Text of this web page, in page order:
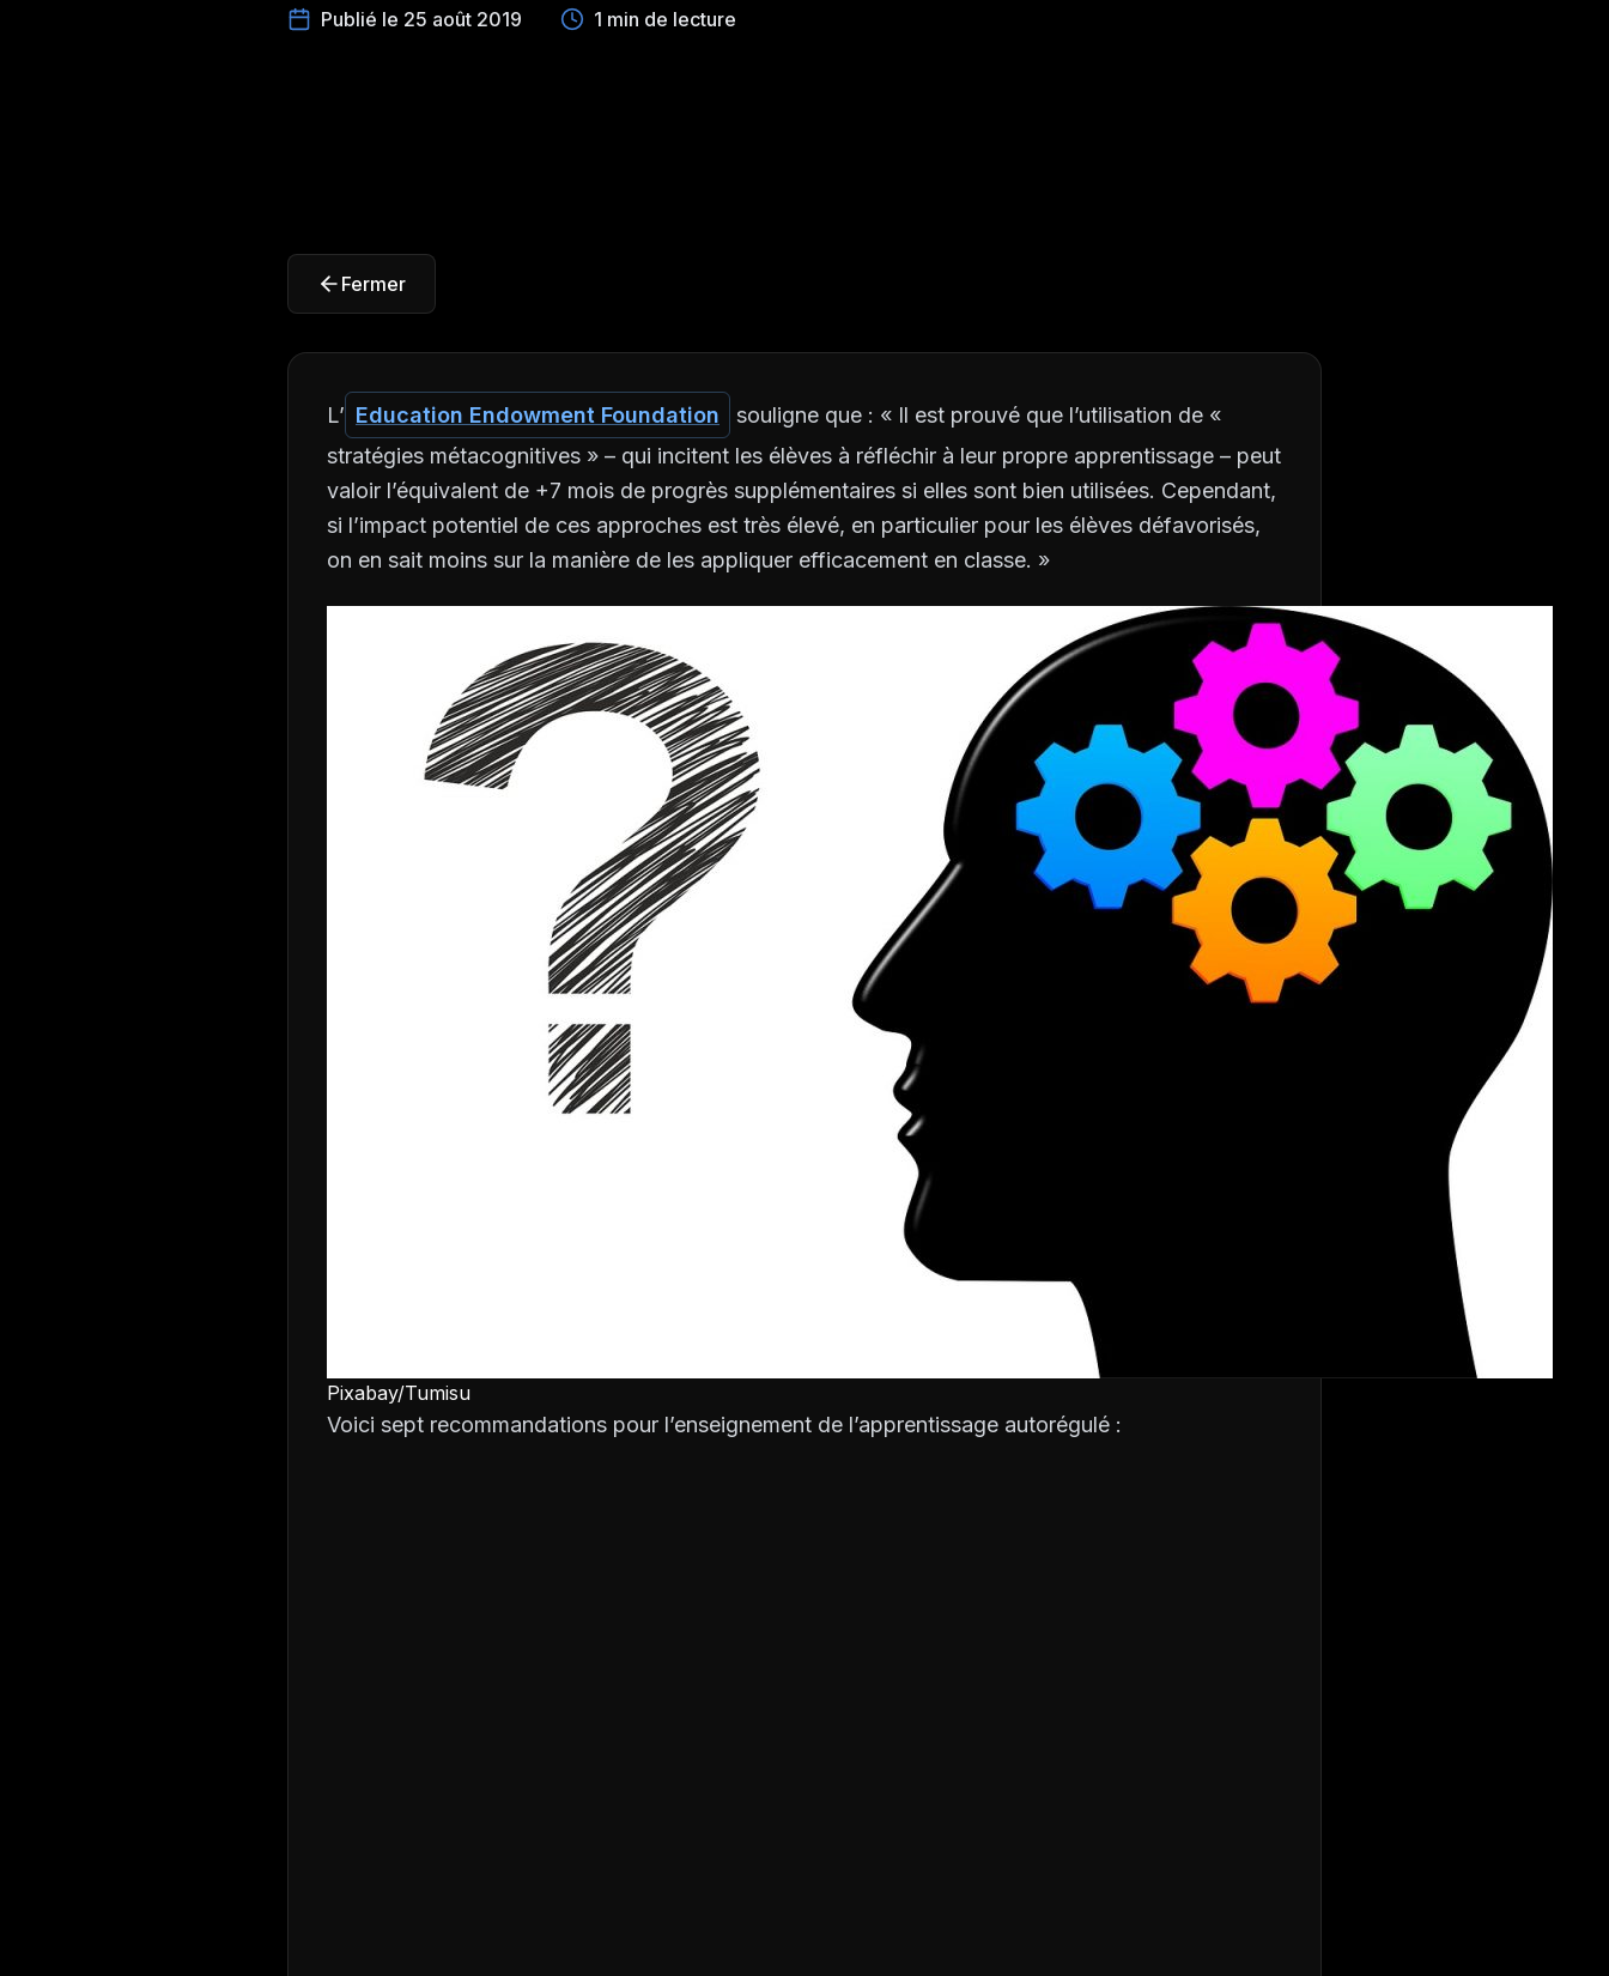
Publié le 25 août 2019 1 min de lecture
Fermer
L’ Education Endowment Foundation
souligne que : « Il est prouvé que l’utilisation de «
stratégies métacognitives » – qui incitent les élèves à réfléchir à leur propre apprentissage – peut
valoir l’équivalent de +7 mois de progrès supplémentaires si elles sont bien utilisées. Cependant,
si l’impact potentiel de ces approches est très élevé, en particulier pour les élèves défavorisés,
on en sait moins sur la manière de les appliquer efficacement en classe. »
Pixabay/Tumisu
Voici sept recommandations pour l’enseignement de l’apprentissage autorégulé :